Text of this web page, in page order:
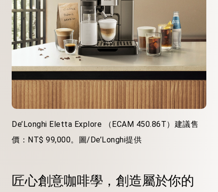
De’Longhi Eletta Explore （ECAM 450.86T）建議售
價：NT$ 99,000。圖/De’Longhi提供
匠心創意咖啡學，創造屬於你的